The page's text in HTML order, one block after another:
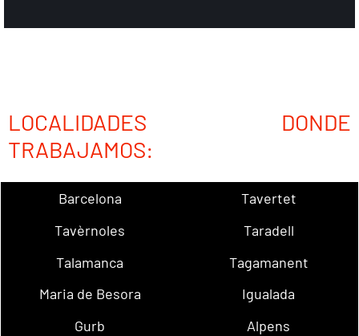
LOCALIDADES DONDE
TRABAJAMOS:
Barcelona
Tavertet
Tavèrnoles
Taradell
Talamanca
Tagamanent
Maria de Besora
Igualada
Gurb
Alpens